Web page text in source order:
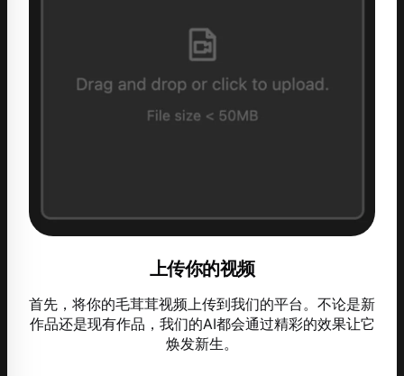
上传你的视频
首先，将你的毛茸茸视频上传到我们的平台。不论是新
作品还是现有作品，我们的AI都会通过精彩的效果让它
焕发新生。